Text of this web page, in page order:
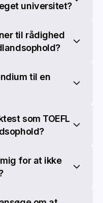
universitet?
til rådighed
til en
som TOEFL
for at ikke